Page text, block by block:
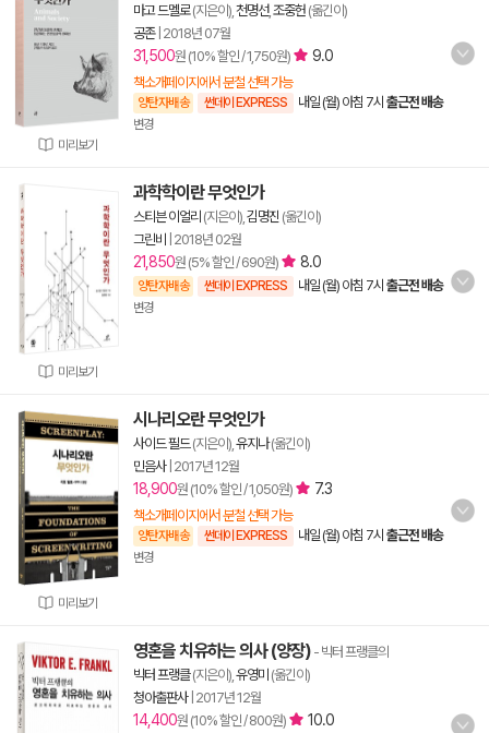
미리보기
마고 드멜로(지은이), 천명선, 조중헌 (옮긴이)
공존| 2018년 07월
31,500원 (10% 할인 / 1,750원) 9.0
책소개페이지에서 분철 선택 가능
양탄자배송 썬데이 EXPRESS 내일 (월) 아침 7시 출근전 배송
변경
미리보기
과학학이란 무엇인가
스티븐 이얼리 (지은이), 김명진 (옮긴이)
그린비
2018년 02월
21,850원 (5% 할인 / 690원) 8.0
양탄자배송 썬데이 EXPRESS 내일 (월) 아침 7시 출근전 배송
변경
미리보기
시나리오란 무엇인가
사이드 필드(지은이), 유지나(옮긴이)
민음사| 2017년 12월
18,900원 (10% 할인 / 1,050원) 7.3
책소개페이지에서 분철 선택 가능
양탄자배송 썬데이 EXPRESS 내일 (월) 아침 7시 출근전 배송
변경
영혼을 치유하는 의사 (양장) - 빅터 프랭클의
빅터 프랭클(지은이), 유영미 (옮긴이)
청아출판사| 2017년 12월
14,400원 (10% 할인 / 800원)
10.0